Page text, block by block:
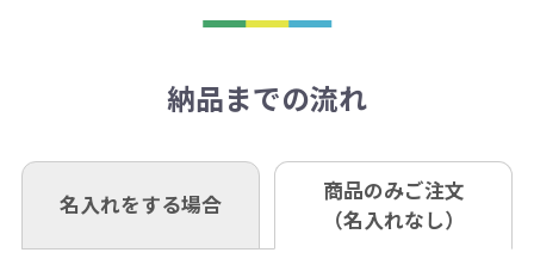
アラートに従って数を調整してくだ
います。あらかじめご了承くださ
※不良商品は商品到着後7営業日以
お問合せ先
0120-979-907
相談下さい。
なお、印刷代はボリュームディスカ
同じ版で多くの数量を印刷すると、1
個当たりの印刷代単価がお安くなり
■ゆうちょ銀行（振替口座）
口座名 株式会社モノベーション
※振り込み手数料はお客さま負担と
なりますのでご注意ください。
ご入金確認後約3週間となります。
定しているものもあります。
あれば、午前中までにご注文とご入
金いただければ翌日着でお送りする
き別途申し受けます。
も複数ヶ所への納品の場合、別途送
料頂戴する場合がございます。
納品までの流れ
名入れをする場合
商品のみご注文
（名入れなし）